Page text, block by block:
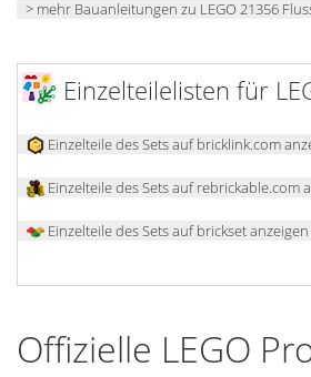
> mehr Bauanleitungen zu LEGO 21356
Einzelteilelisten für
Einzelteile des Sets auf bricklink.com
Einzelteile des Sets auf rebrickable.com
Einzelteile des Sets auf brickset
Offizielle LEGO